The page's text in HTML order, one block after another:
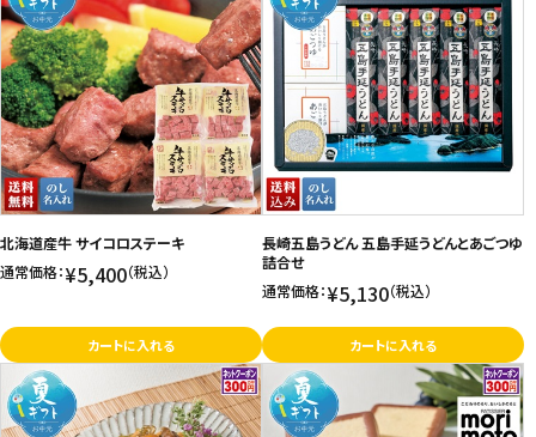
北海道産牛 サイコロステーキ
通常価格：¥5,400（税込）
カートに入れる
長崎五島うどん 五島手延うどんとあごつゆ
詰合せ
通常価格：¥5,130（税込）
カートに入れる